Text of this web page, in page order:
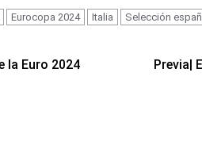
Eurocopa 2024 Italia Selección
la Euro 2024
Previa|